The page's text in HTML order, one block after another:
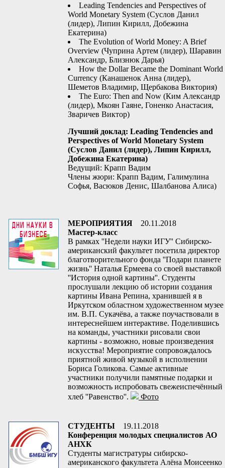
Leading Tendencies and Perspectives of
World Monetary System (Суслов Данил
(лидер), Липин Кирилл, Добежина
Екатерина)
The Evolution of World Money: A Brief
Overview (Чуприна Артем (лидер), Шаравин
Александр, Близнюк Дарья)
How the Dollar Became the Dominant World
Currency (Канашенок Анна (лидер),
Шеметов Владимир, Щербакова Виктория)
The Euro: Then and Now (Ким Александр
(лидер), Мкоян Гаяне, Гоненко Анастасия,
Зваричев Виктор)
Лучший доклад: Leading Tendencies and
Perspectives of World Monetary System
(Суслов Данил (лидер), Липин Кирилл,
Добежина Екатерина)
Ведущий: Крапп Вадим
Члены жюри: Крапп Вадим, Галимулина
Софья, Васюков Денис, Шалбанова Алиса)
МЕРОПРИЯТИЯ
20.11.2018
Мастер-класс
В рамках ''Недели науки ИГУ'' Сибирско-
американский факультет посетила директор
благотворительного фонда ''Подари планете
жизнь'' Наталья Ермеева со своей выставкой
''История одной картины''. Студенты
прослушали лекцию об истории создания
картины Ивана Репина, хранившей я в
Иркутском областном художественном музее
им. В.П. Сукачёва, а также поучаствовали в
интереснейшем интерактиве. Поделившись
на команды, участники рисовали свои
картины - возможно, новые произведения
искусства! Мероприятие сопровождалось
приятной живой музыкой в исполнении
Бориса Голикова. Самые активные
участники получили памятные подарки и
возможность испробовать свежеиспечённый
хлеб ''Равенство''.
Фото
СТУДЕНТЫ
19.11.2018
Конференция молодых специалистов АО
АНХК
Студенты магистратуры сибирско-
американского факультета Алёна Моисеенко